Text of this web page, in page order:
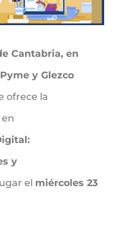
Cantabria, en
y Glezco
ofrece la
y
el miércoles 23